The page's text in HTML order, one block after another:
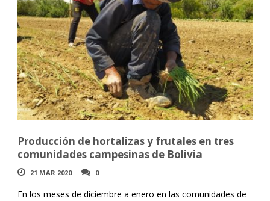
Producción de hortalizas y frutales en tres
comunidades campesinas de Bolivia
21 MAR 2020 0
En los meses de diciembre a enero en las comunidades de